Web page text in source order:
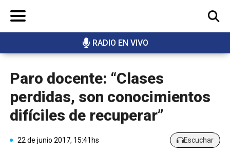
RADIO EN VIVO
BUSCAR
Paro docente: “Clases
perdidas, son conocimientos
difíciles de recuperar”
22 de junio 2017, 15:41hs Escuchar